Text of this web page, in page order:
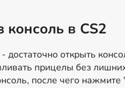
консоль в CS2
открыть
прицелы без
после чего нажмите